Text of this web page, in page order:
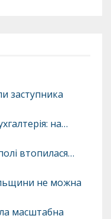
заступника
на…
втопилася…
не можна
масштабна